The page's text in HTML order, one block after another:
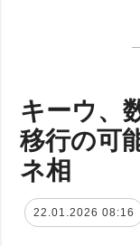
キーウ、
移行の可
ネ相
22.01.2026 08:16